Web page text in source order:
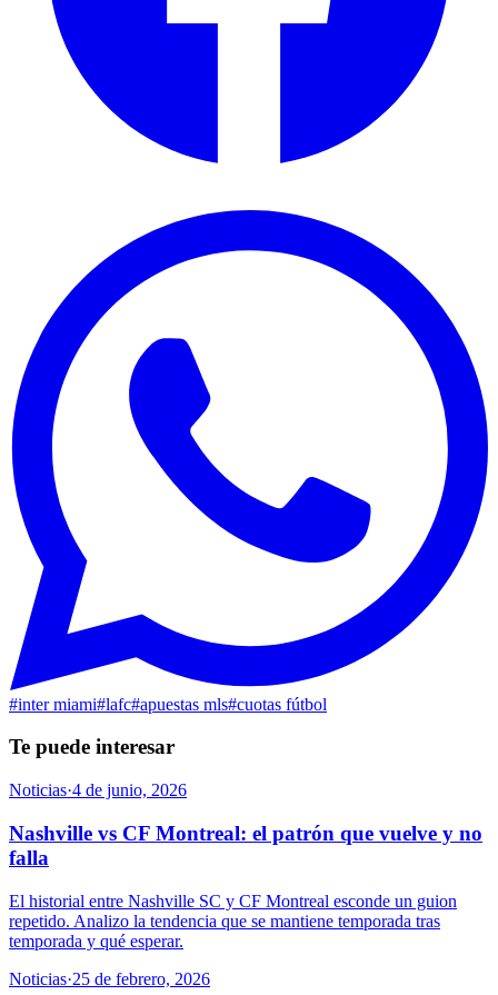
#inter miami#lafc#apuestas mls#cuotas fútbol
Te puede interesar
Noticias·4 de junio, 2026
Nashville vs CF Montreal: el patrón que vuelve y no
falla
El historial entre Nashville SC y CF Montreal esconde un guion
repetido. Analizo la tendencia que se mantiene temporada tras
temporada y qué esperar.
Noticias·25 de febrero, 2026